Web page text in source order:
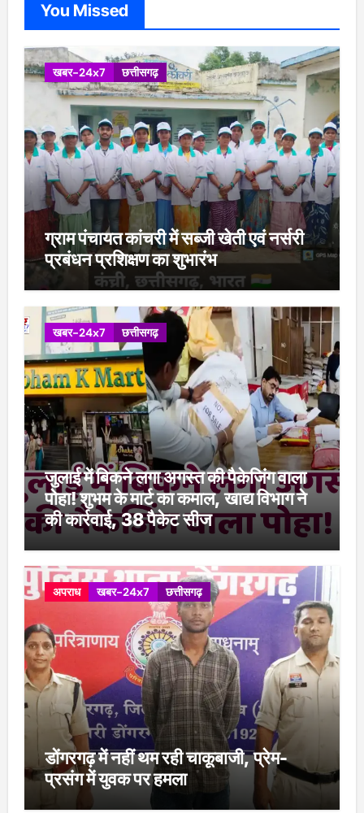
You Missed
खबर-24x7 छत्तीसगढ़
ग्राम पंचायत कांचरी में सब्जी खेती एवं नर्सरी
प्रबंधन प्रशिक्षण का शुभारंभ
खबर-24x7 छत्तीसगढ़
जुलाई में बिकने लगा अगस्त की पैकेजिंग वाला
पोहा! शुभम के मार्ट का कमाल, खाद्य विभाग ने
की कार्रवाई, 38 पैकेट सीज
अपराध खबर-24x7 छत्तीसगढ़
डोंगरगढ़ में नहीं थम रही चाकूबाजी, प्रेम-
प्रसंग में युवक पर हमला